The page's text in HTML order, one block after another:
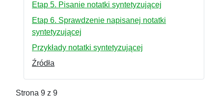
Etap 5. Pisanie notatki syntetyzującej
Etap 6. Sprawdzenie napisanej notatki
syntetyzującej
Przykłady notatki syntetyzującej
Źródła
Strona 9 z 9